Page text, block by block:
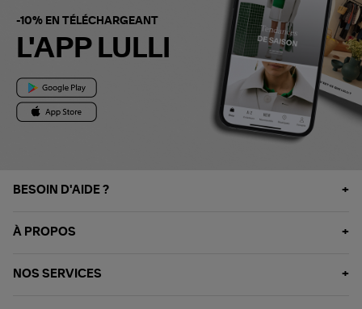
-10% EN TÉLÉCHARGEANT
L'APP LULLI
BESOIN D'AIDE ?
À PROPOS
NOS SERVICES